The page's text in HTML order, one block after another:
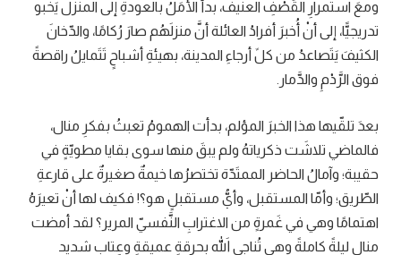
ومعَ استمرارِ القَصْفِ العنيف، بدأ الأمَلُ بالعودةِ إلى المنزل يَخبو
تدريجيًّا، إلى أنْ أُخبرَ أفرادُ العائلة أنَّ منزلَهُم صارَ رُكامًا، والدّخانَ
الكثيفَ يَتَصاعدُ من كلﱢ أرجاءِ المدينة، بهيئةِ أشباحٍ تَتَمايلُ راقصةً
فوق الرَّدْمِ والدَّمار.
بعدَ تلقّيها هذا الخبرَ المؤلم، بدأت الهمومُ تعبثُ بفكرِ منال،
فالماضي تلاشَت ذكرياتهُ ولم يبقَ منها سوى بقايا مطويّةٍ في
حقيبة؛ وآمالُ الحاضر الممتَدّة تختصرُها خيمةٌ صغيرةٌ على قارعةِ
الطّريق؛ وأمّا المستقبل، وأيُّ مستقبلٍ هو؟! فكيف لها أنْ تعيرَهُ
اهتمامًا وهي في غَمرةٍ من الاغترابِ النَّفسيّ المرير؟ لقد أمضت
منال ليلةً كاملةً وهي تُناجي اللهَ بحرقةٍ عميقةٍ وعِتابٍ شديد